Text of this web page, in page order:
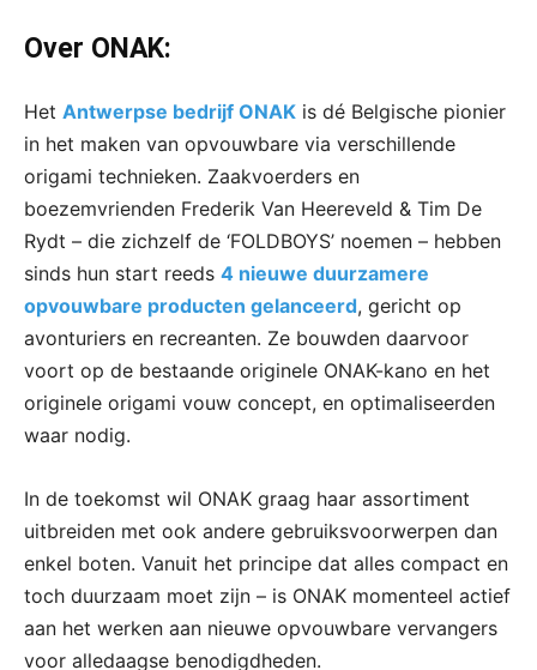
Over ONAK:
Het Antwerpse bedrijf ONAK is dé Belgische pionier
in het maken van opvouwbare via verschillende
origami technieken. Zaakvoerders en
boezemvrienden Frederik Van Heereveld & Tim De
Rydt – die zichzelf de ‘FOLDBOYS’ noemen – hebben
sinds hun start reeds 4 nieuwe duurzamere
opvouwbare producten gelanceerd, gericht op
avonturiers en recreanten. Ze bouwden daarvoor
voort op de bestaande originele ONAK-kano en het
originele origami vouw concept, en optimaliseerden
waar nodig.
In de toekomst wil ONAK graag haar assortiment
uitbreiden met ook andere gebruiksvoorwerpen dan
enkel boten. Vanuit het principe dat alles compact en
toch duurzaam moet zijn – is ONAK momenteel actief
aan het werken aan nieuwe opvouwbare vervangers
voor alledaagse benodigdheden.